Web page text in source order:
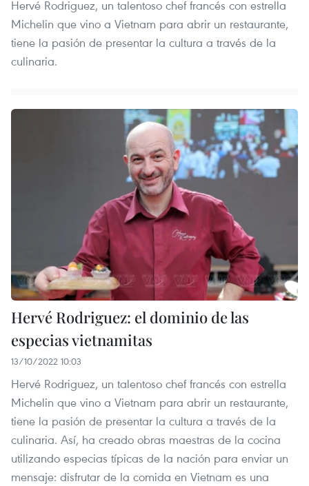
Hervé Rodriguez, un talentoso chef francés con estrella
Michelin que vino a Vietnam para abrir un restaurante,
tiene la pasión de presentar la cultura a través de la
culinaria.
Hervé Rodriguez: el dominio de las
especias vietnamitas
13/10/2022 10:03
Hervé Rodriguez, un talentoso chef francés con estrella
Michelin que vino a Vietnam para abrir un restaurante,
tiene la pasión de presentar la cultura a través de la
culinaria. Así, ha creado obras maestras de la cocina
utilizando especias típicas de la nación para enviar un
mensaje: disfrutar de la comida en Vietnam es una